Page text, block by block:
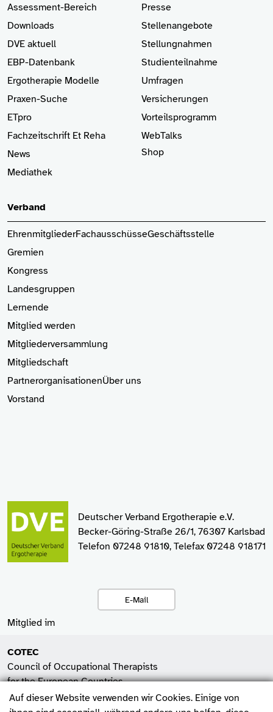
Assessment-Bereich
Downloads
DVE aktuell
EBP-Datenbank
Ergotherapie Modelle
Praxen-Suche
ETpro
Fachzeitschrift Et Reha
News
Mediathek
Presse
Stellenangebote
Stellungnahmen
Studienteilnahme
Umfragen
Versicherungen
Vorteilsprogramm
WebTalks
Shop
Verband
EhrenmitgliederFachausschüsseGeschäftsstelle
Gremien
Kongress
Landesgruppen
Lernende
Mitglied werden
Mitgliederversammlung
Mitgliedschaft
PartnerorganisationenÜber uns
Vorstand
Deutscher Verband Ergotherapie e.V.
Becker-Göring-Straße 26/1, 76307 Karlsbad
Telefon 07248 91810, Telefax 07248 918171
E-Mail
Mitglied im
COTEC
Council of Occupational Therapists
for the European Countries
SHV
Auf dieser Website verwenden wir Cookies. Einige von